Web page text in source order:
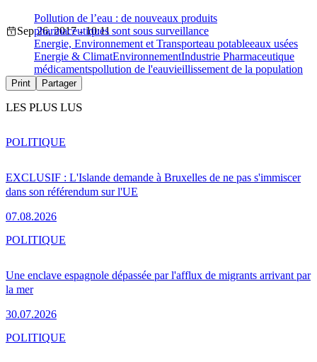
Pollution de l’eau : de nouveaux produits
pharmaceutiques sont sous surveillance
Sep 26, 2017 - 10:11
Energie, Environnement et Transporteau potableeaux usées
Energie & ClimatEnvironnementIndustrie Pharmaceutique
médicamentspollution de l'eauvieillissement de la population
Print Partager
LES PLUS LUS
EXCLUSIF : L'Islande demande à Bruxelles de ne pas s'immiscer
dans son référendum sur l'UE
07.08.2026
POLITIQUE
Une enclave espagnole dépassée par l'afflux de migrants arrivant par
la mer
30.07.2026
POLITIQUE
POLITIQUE